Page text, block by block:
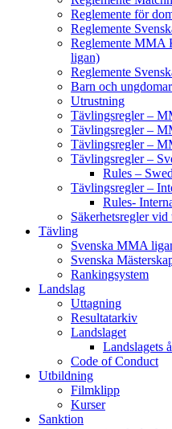
Reglemente för
Reglemente
Reglemente
ligan)
Reglemente
Barn och ungdomar
Utrustning
Tävlingsregler –
Tävlingsregler –
Tävlingsregler –
Tävlingsregler –
Rules –
Tävlingsregler –
Rules-
Säkerhetsregler vid
Tävling
Svenska MMA
Svenska
Rankingsystem
Landslag
Uttagning
Resultatarkiv
Landslaget
Landslagets
Code of Conduct
Utbildning
Filmklipp
Kurser
Sanktion